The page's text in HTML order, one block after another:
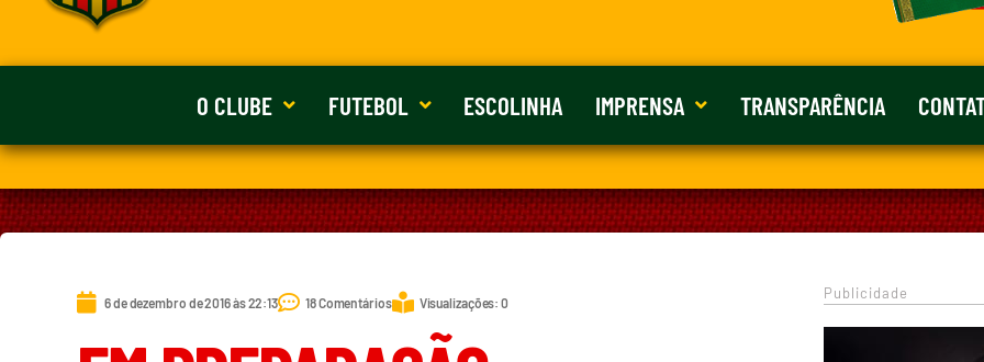
O CLUBE FUTEBOL ESCOLINHA IMPRENSA TRANSPARÊNCIA
6 de dezembro de 2016 às 22:13 18 Comentários Visualizações: 0
Publicidade